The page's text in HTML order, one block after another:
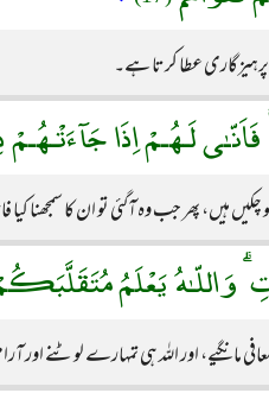
پرہیزگاری عطا کرتا ہے۔
لَـهُـمْ اِذَا جَآءَتْـهُـمْ
ہیں، پھر جب وہ آگئی تو ان کا سمجھنا
وَاللّـٰهُ يَعْلَمُ
مانگیے، اور اللہ ہی تمہارے لوٹنے اور